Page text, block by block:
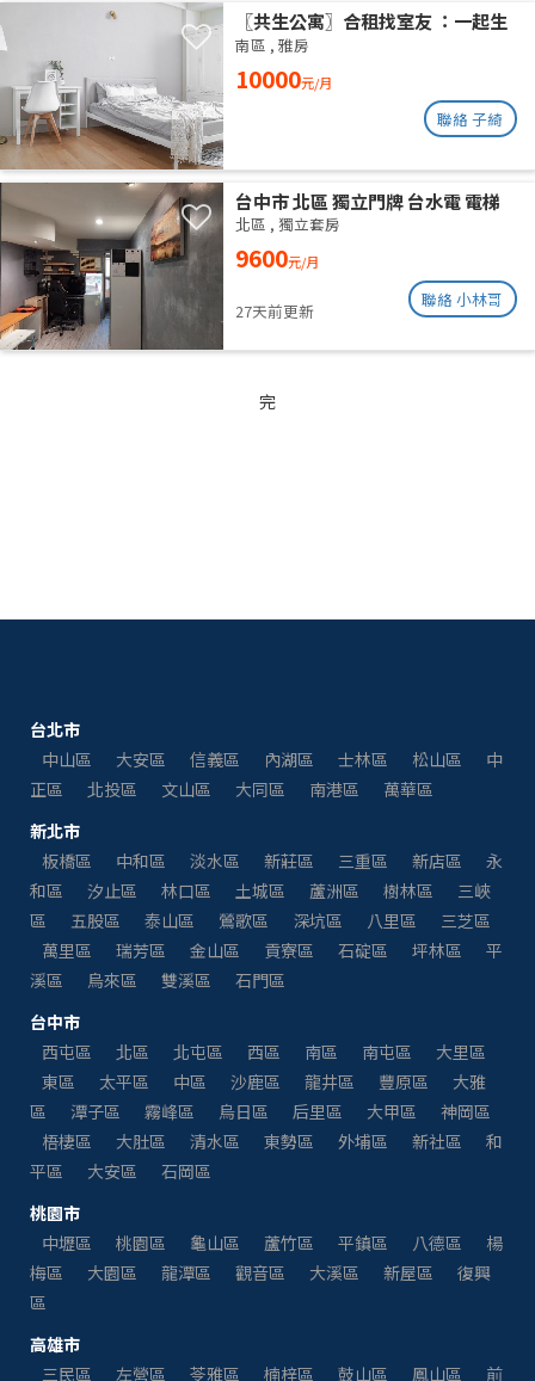
〖共生公寓〗合租找室友 ：一起生
活在良善的居家環境
南區 , 雅房
10000元/月
聯絡 子綺
台中市 北區 獨立門牌 台水電 電梯
大樓 位於14樓 權狀10坪 有獨立陽
台通風採光好 獨曬獨洗 不會淋雨
北區 , 獨立套房
9600元/月
27天前更新
聯絡 小林哥
完
台北市
中山區
大安區 信義區 內湖區 士林區 松山區
中
正區
北投區 文山區 大同區 南港區
萬華區
新北市
板橋區
中和區 淡水區 新莊區 三重區 新店區
永
和區
汐止區 林口區 土城區 蘆洲區 樹林區
三峽
區
五股區 泰山區 鶯歌區 深坑區 八里區
三芝區
萬里區
瑞芳區 金山區 貢寮區 石碇區 坪林區
平
溪區
烏來區 雙溪區
石門區
台中市
西屯區
北區 北屯區 西區 南區 南屯區
大里區
東區
太平區 中區 沙鹿區 龍井區 豐原區
大雅
區
潭子區 霧峰區 烏日區 后里區 大甲區
神岡區
梧棲區
大肚區 清水區 東勢區 外埔區 新社區
和
平區
大安區
石岡區
桃園市
中壢區
桃園區 龜山區 蘆竹區 平鎮區 八德區
楊
梅區
大園區 龍潭區 觀音區 大溪區 新屋區
復興
區
高雄市
三民區
左營區 苓雅區 楠梓區 鼓山區 鳳山區 前